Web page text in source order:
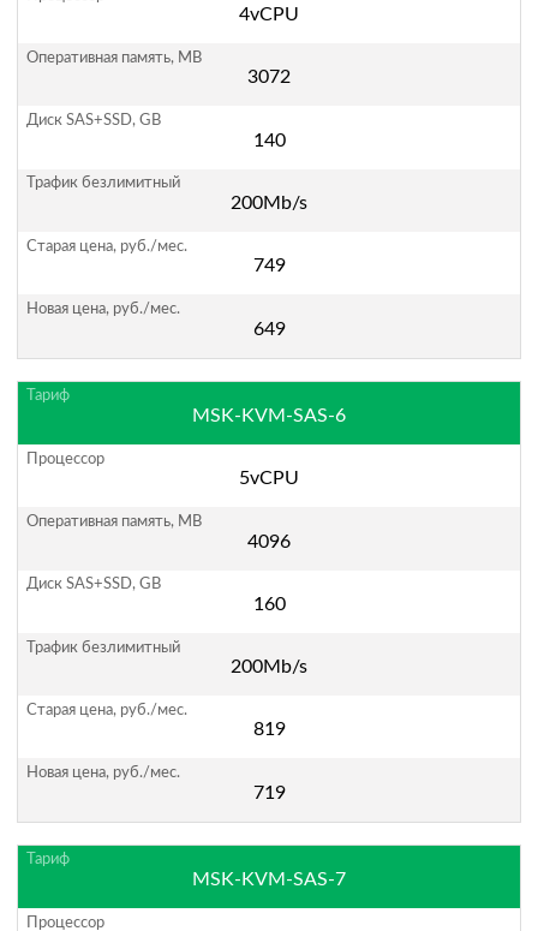
4vCPU
3072
140
200Mb/s
749
649
MSK-KVM-SAS-6
5vCPU
4096
160
200Mb/s
819
719
MSK-KVM-SAS-7